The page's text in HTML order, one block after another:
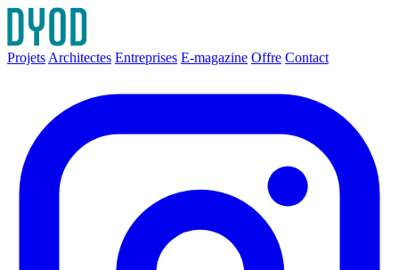
Projets Architectes Entreprises E-magazine Offre Contact